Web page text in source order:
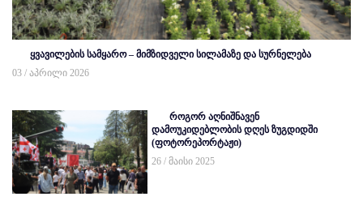
ყვავილების სამყარო – მიმზიდველი სილამაზე და სურნელება
03 / აპრილი 2026
როგორ აღნიშნავენ
დამოუკიდებლობის დღეს ზუგდიდში
(ფოტორეპორტაჟი)
26 / მაისი 2025